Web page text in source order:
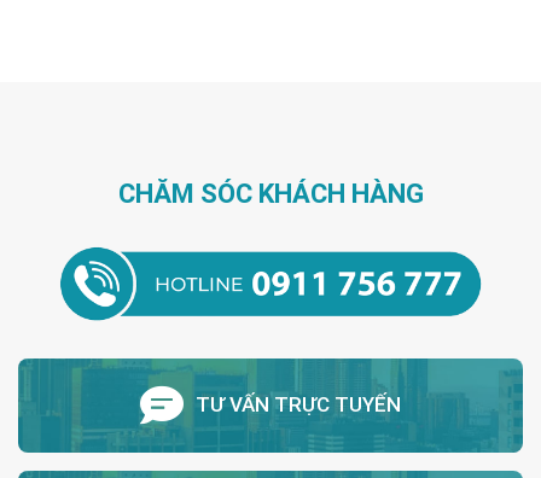
CHĂM SÓC KHÁCH HÀNG
TƯ VẤN TRỰC TUYẾN